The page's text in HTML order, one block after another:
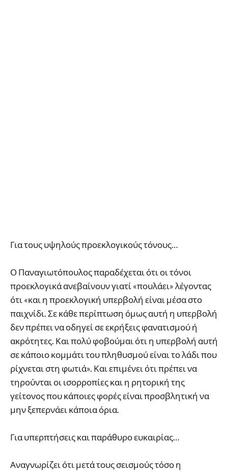
Για τους υψηλούς προεκλογικούς τόνους…
Ο Παναγιωτόπουλος παραδέχεται ότι οι τόνοι
προεκλογικά ανεβαίνουν γιατί «πουλάει» λέγοντας
ότι «και η προεκλογική υπερβολή είναι μέσα στο
παιχνίδι. Σε κάθε περίπτωση όμως αυτή η υπερβολή
δεν πρέπει να οδηγεί σε εκρήξεις φανατισμού ή
ακρότητες. Και πολύ φοβούμαι ότι η υπερβολή αυτή
σε κάποιο κομμάτι του πληθυσμού είναι το λάδι που
ρίχνεται στη φωτιά». Και επιμένει ότι πρέπει να
τηρούνται οι ισορροπίες και η ρητορική της
γείτονος που κάποιες φορές είναι προσβλητική να
μην ξεπερνάει κάποια όρια.
Για υπερπτήσεις και παράθυρο ευκαιρίας…
Αναγνωρίζει ότι μετά τους σεισμούς τόσο η